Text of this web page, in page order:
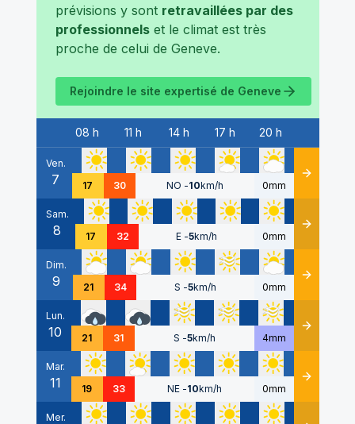
prévisions y sont retravaillées par des
professionnelset le climat est très
proche de celui de Geneve.
Rejoindre le site expertisé de Geneve
Date
08 h 11 h 14 h 17 h 20 h
Ven.
7 17 30 NO -10km/h 0mm Détails
Sam.
8 17 32 E -5km/h 0mm Détails
Dim.
9 21 34 S -5km/h 0mm Détails
Lun.
10 21 31 S -5km/h 4mm Détails
Mar.
11 19 33 NE -10km/h 0mm Détails
Mer.